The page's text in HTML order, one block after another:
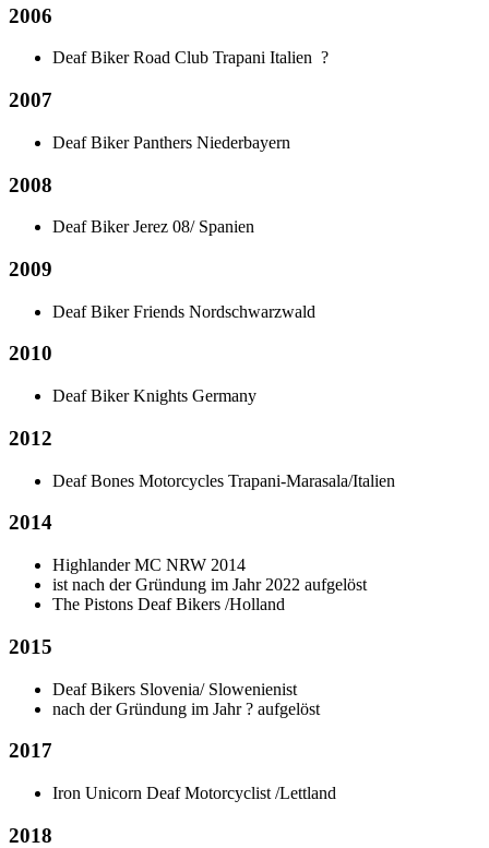
2006
Deaf Biker Road Club Trapani Italien ?
2007
Deaf Biker Panthers Niederbayern
2008
Deaf Biker Jerez 08/ Spanien
2009
Deaf Biker Friends Nordschwarzwald
2010
Deaf Biker Knights Germany
2012
Deaf Bones Motorcycles Trapani-Marasala/Italien
2014
Highlander MC NRW 2014
ist nach der Gründung im Jahr 2022 aufgelöst
The Pistons Deaf Bikers /Holland
2015
Deaf Bikers Slovenia/ Slowenienist
nach der Gründung im Jahr ? aufgelöst
2017
Iron Unicorn Deaf Motorcyclist /Lettland
2018